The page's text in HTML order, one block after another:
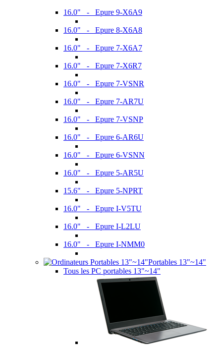
16.0" - Epure 9-X6A9
16.0" - Epure 8-X6A8
16.0" - Epure 7-X6A7
16.0" - Epure 7-X6R7
16.0" - Epure 7-VSNR
16.0" - Epure 7-AR7U
16.0" - Epure 7-VSNP
16.0" - Epure 6-AR6U
16.0" - Epure 6-VSNN
16.0" - Epure 5-AR5U
15.6" - Epure 5-NPRT
16.0" - Epure I-V5TU
16.0" - Epure I-L2LU
16.0" - Epure I-NMM0
Portables 13"~14"
Tous les PC portables 13"~14"